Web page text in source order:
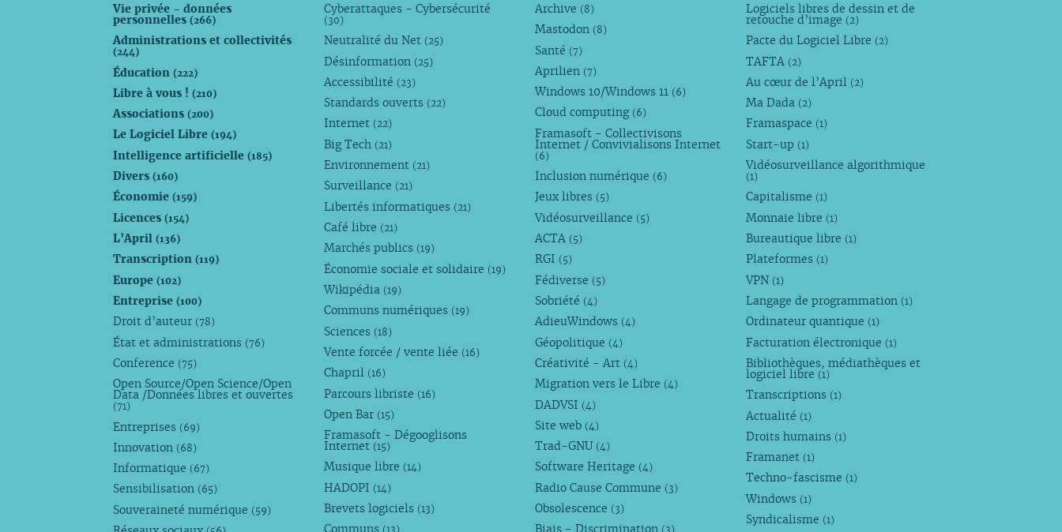
Vie privée - données
personnelles(266)
Administrations et collectivités
(244)
Éducation(222)
Libre à vous !(210)
Associations(200)
Le Logiciel Libre(194)
Intelligence artificielle(185)
Divers(160)
Économie(159)
Licences(154)
L’April(136)
Transcription(119)
Europe(102)
Entreprise(100)
Droit d’auteur (78)
État et administrations (76)
Conference (75)
Open Source/Open Science/Open
Data /Données libres et ouvertes
(71)
Entreprises (69)
Innovation (68)
Informatique (67)
Sensibilisation (65)
Souveraineté numérique (59)
Cyberattaques - Cybersécurité
(30)
Neutralité du Net (25)
Désinformation (25)
Accessibilité (23)
Standards ouverts (22)
Internet (22)
Big Tech (21)
Environnement (21)
Surveillance (21)
Libertés informatiques (21)
Café libre (21)
Marchés publics (19)
Économie sociale et solidaire (19)
Wikipédia (19)
Communs numériques (19)
Sciences (18)
Vente forcée / vente liée (16)
Chapril (16)
Parcours libriste (16)
Open Bar (15)
Framasoft - Dégooglisons
Internet (15)
Musique libre (14)
HADOPI (14)
Brevets logiciels (13)
Communs (13)
Archive (8)
Mastodon (8)
Santé (7)
Aprilien (7)
Windows 10/Windows 11 (6)
Cloud computing (6)
Framasoft - Collectivisons
Internet / Convivialisons Internet
(6)
Inclusion numérique (6)
Jeux libres (5)
Vidéosurveillance (5)
ACTA (5)
RGI (5)
Fédiverse (5)
Sobriété (4)
AdieuWindows (4)
Géopolitique (4)
Créativité - Art (4)
Migration vers le Libre (4)
DADVSI (4)
Site web (4)
Trad-GNU (4)
Software Heritage (4)
Radio Cause Commune (3)
Obsolescence (3)
Biais - Discrimination (3)
Logiciels libres de dessin et de
retouche d’image (2)
Pacte du Logiciel Libre (2)
TAFTA (2)
Au cœur de l’April (2)
Ma Dada (2)
Framaspace (1)
Start-up (1)
Vidéosurveillance algorithmique
(1)
Capitalisme (1)
Monnaie libre (1)
Bureautique libre (1)
Plateformes (1)
VPN (1)
Langage de programmation (1)
Ordinateur quantique (1)
Facturation électronique (1)
Bibliothèques, médiathèques et
logiciel libre (1)
Transcriptions (1)
Actualité (1)
Droits humains (1)
Framanet (1)
Techno-fascisme (1)
Windows (1)
Syndicalisme (1)